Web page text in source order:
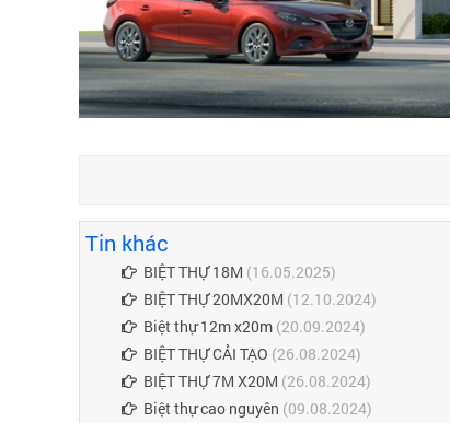
Tin khác
BIỆT THỰ 18M (16.05.2025)
BIỆT THỰ 20MX20M (12.10.2024)
Biệt thự 12m x20m (20.09.2024)
BIỆT THỰ CẢI TẠO (26.08.2024)
BIỆT THỰ 7M X20M (26.08.2024)
Biệt thự cao nguyên (09.08.2024)